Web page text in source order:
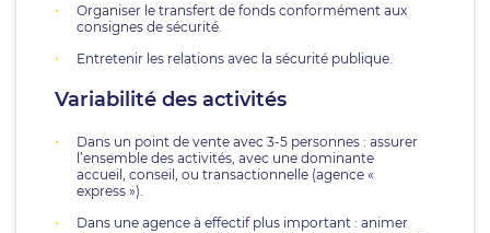
Organiser le transfert de fonds conformément aux
consignes de sécurité.
Entretenir les relations avec la sécurité publique.
Variabilité des activités
Dans un point de vente avec 3-5 personnes : assurer
l’ensemble des activités, avec une dominante
accueil, conseil, ou transactionnelle (agence «
express »).
Dans une agence à effectif plus important : animer